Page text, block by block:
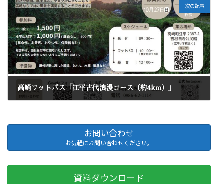
次の記事
高崎フットパス「江平古代浪漫コース（約4km）」
お問い合わせ
お気軽にお問い合わせください。
資料ダウンロード